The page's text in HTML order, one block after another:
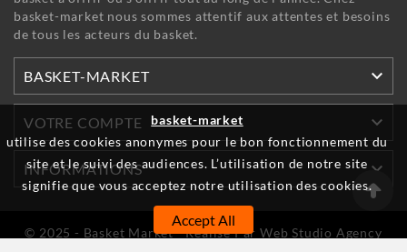
basket-market
utilise des cookies anonymes pour le bon fonctionnement du
site et le suivi des audiences. L’utilisation de notre site
signifie que vous acceptez notre utilisation des cookies.
Accept All
basket-market nous sommes attentif aux attentes et besoins
de tous les acteurs du basket.
BASKET-MARKET 
VOTRE COMPTE 
INFORMATIONS 
© 2025 - Basket Market - Réalisé Par Web Studio Agency